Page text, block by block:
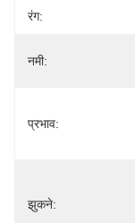
रंग:
नमी:
प्रभाव:
झुकने: